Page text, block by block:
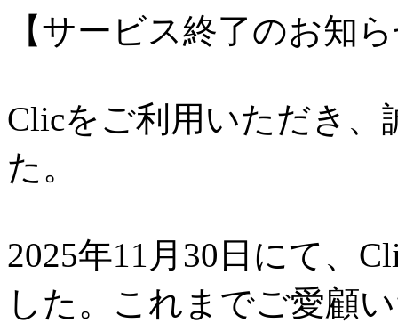
【サービス終了のお知
Clicをご利用いただき
た。
2025年11月30日にて、
した。これまでご愛顧